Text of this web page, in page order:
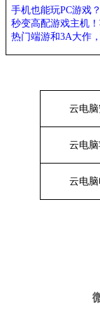
手机也能玩PC游戏
秒变高配游戏主机
热门端游和3A大作，
云电
云电
云电脑